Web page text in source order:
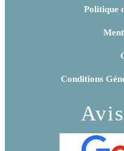
Politique
Conditions